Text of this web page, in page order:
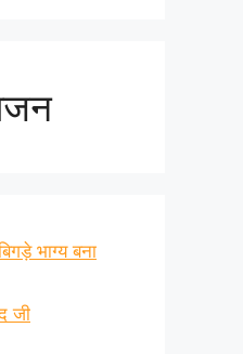
भाग्य बना
जी